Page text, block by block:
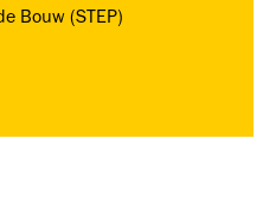
Bouw (STEP)